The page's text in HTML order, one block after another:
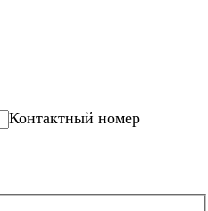
Контактный номер